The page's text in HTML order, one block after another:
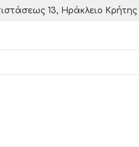
13, Ηράκλειο Κρήτης